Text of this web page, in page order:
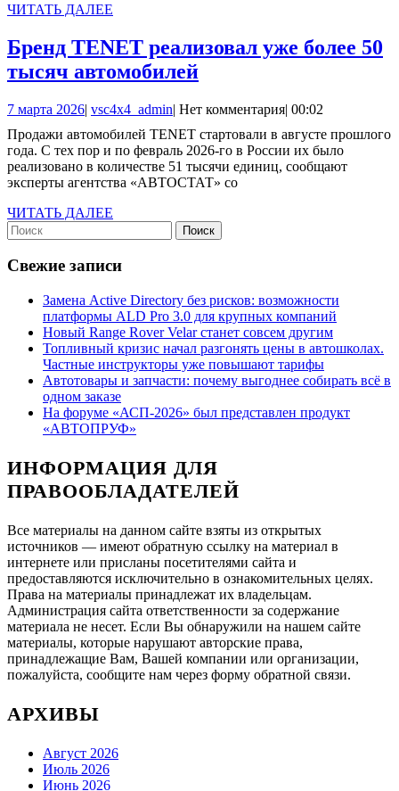
ЧИТАТЬ ДАЛЕЕ
Бренд TENET реализовал уже более 50
тысяч автомобилейБренд
реализовал
уже
более
50
автомобилей
7 марта 20267
2026
| vsc4x4_adminvsc4x4_admin
| Нет комментария| 00:02
Продажи автомобилей TENET стартовали в августе прошлого
года. С тех пор и по февраль 2026-го в России их было
реализовано в количестве 51 тысячи единиц, сообщают
эксперты агентства «АВТОСТАТ» со
ЧИТАТЬ ДАЛЕЕ
Найти:
Свежие записи
Замена Active Directory без рисков: возможности
платформы ALD Pro 3.0 для крупных компаний
Новый Range Rover Velar станет совсем другим
Топливный кризис начал разгонять цены в автошколах.
Частные инструкторы уже повышают тарифы
Автотовары и запчасти: почему выгоднее собирать всё в
одном заказе
На форуме «АСП-2026» был представлен продукт
«АВТОПРУФ»
ИНФОРМАЦИЯ ДЛЯ
ПРАВООБЛАДАТЕЛЕЙ
Все материалы на данном сайте взяты из открытых
источников — имеют обратную ссылку на материал в
интернете или присланы посетителями сайта и
предоставляются исключительно в ознакомительных целях.
Права на материалы принадлежат их владельцам.
Администрация сайта ответственности за содержание
материала не несет. Если Вы обнаружили на нашем сайте
материалы, которые нарушают авторские права,
принадлежащие Вам, Вашей компании или организации,
пожалуйста, сообщите нам через форму обратной связи.
АРХИВЫ
Август 2026
Июль 2026
Июнь 2026